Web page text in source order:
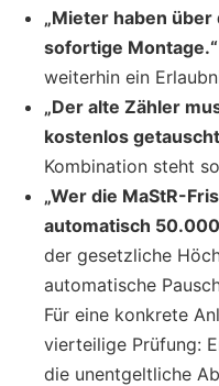
„Mieter haben über
sofortige Montage.“
weiterhin ein
„Der alte Zähler
kostenlos
Kombination steht
„Wer die MaStR-
automatisch
der gesetzliche
automatische
Für eine konkrete
vierteilige Prüfung:
die unentgeltliche